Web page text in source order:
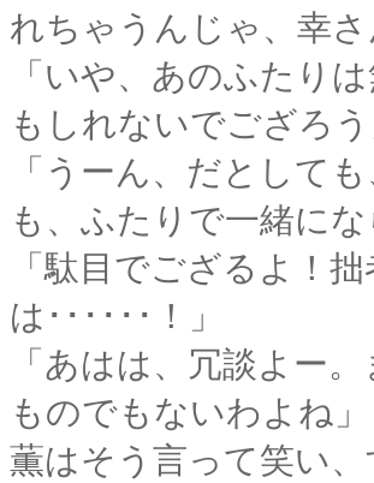
れちゃうんじゃ、幸
「いや、あのふたり
もしれないでござろう
「うーん、だとして
も、ふたりで一緒に
「駄目でござるよ！
は･･････！」
「あはは、冗談よー
ものでもないわよね」
薫はそう言って笑い